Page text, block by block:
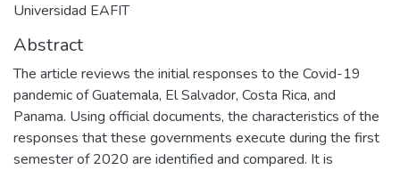
Universidad EAFIT
Abstract
The article reviews the initial responses to the Covid-19
pandemic of Guatemala, El Salvador, Costa Rica, and
Panama. Using official documents, the characteristics of the
responses that these governments execute during the first
semester of 2020 are identified and compared. It is